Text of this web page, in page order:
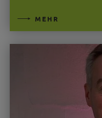
MEHR